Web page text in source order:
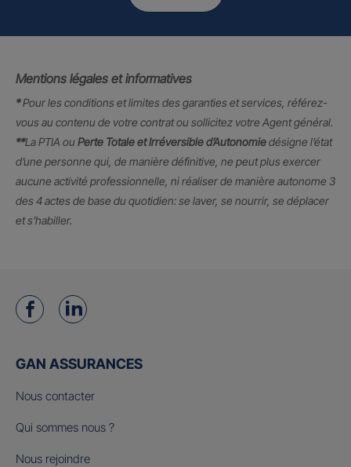
Mentions légales et informatives
*Pour les conditions et limites des garanties et services, référez-
vous au contenu de votre contrat ou sollicitez votre Agent général.
**La PTIA ou Perte Totale et Irréversible d’Autonomiedésigne l’état
d’une personne qui, de manière définitive, ne peut plus exercer
aucune activité professionnelle, ni réaliser de manière autonome 3
des 4 actes de base du quotidien: se laver, se nourrir, se déplacer
et s’habiller.
GAN ASSURANCES
Nous contacter
Qui sommes nous ?
Nous rejoindre